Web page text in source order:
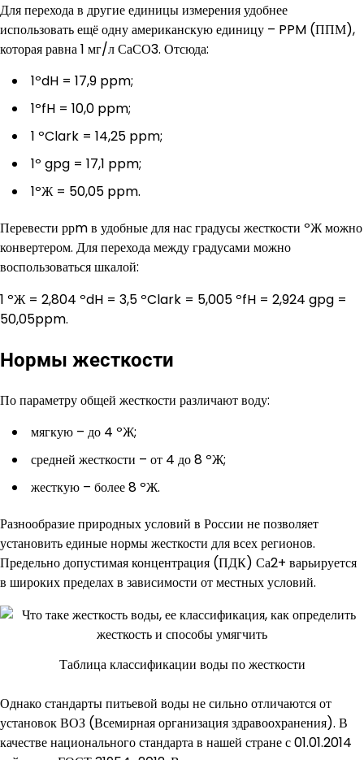
Для перехода в другие единицы измерения удобнее
использовать ещё одну американскую единицу – PPM (ППМ),
которая равна 1 мг/л СаСО3. Отсюда:
1ºdH = 17,9 ppm;
1ºfH = 10,0 ppm;
1 ºClark = 14,25 ppm;
1º gpg = 17,1 ppm;
1ºЖ = 50,05 ppm.
Перевести ррm в удобные для нас градусы жесткости ºЖ можно
конвертером. Для перехода между градусами можно
воспользоваться шкалой:
1 ºЖ = 2,804 ºdH = 3,5 ºClark = 5,005 ºfH = 2,924 gpg =
50,05ppm.
Нормы жесткости
По параметру общей жесткости различают воду:
мягкую – до 4 ºЖ;
средней жесткости – от 4 до 8 ºЖ;
жесткую – более 8 ºЖ.
Разнообразие природных условий в России не позволяет
установить единые нормы жесткости для всех регионов.
Предельно допустимая концентрация (ПДК) Са2+ варьируется
в широких пределах в зависимости от местных условий.
Таблица классификации воды по жесткости
Однако стандарты питьевой воды не сильно отличаются от
установок ВОЗ (Всемирная организация здравоохранения). В
качестве национального стандарта в нашей стране с 01.01.2014